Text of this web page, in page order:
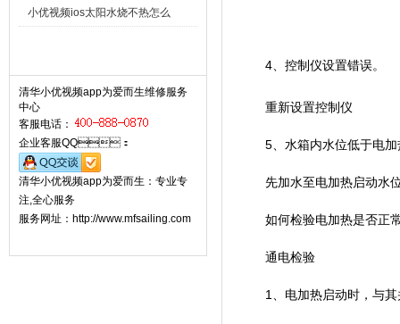
小优视频ios太阳水烧不热怎么
清华小优视频app为爱而生维修服务
中心
客服电话：
企业客服QQ：
清华小优视频app为爱而生：专业专
注,全心服务
服务网址：http://www.mfsailing.com
4、控制仪设置错误。
重新设置控制仪
5、水箱内水位低于电加热
先加水至电加热启动水位
如何检验电加热是否正
通电检验
1、电加热启动时，与其